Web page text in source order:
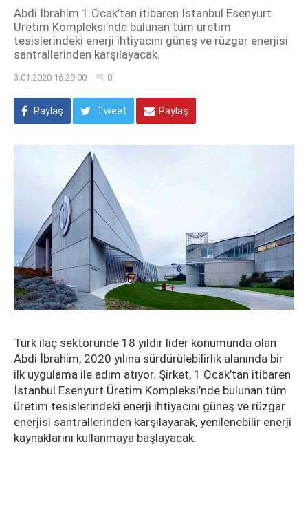
Abdi İbrahim 1 Ocak’tan itibaren İstanbul Esenyurt
Üretim Kompleksi’nde bulunan tüm üretim
tesislerindeki enerji ihtiyacını güneş ve rüzgar enerjisi
santrallerinden karşılayacak.
3.01.2020 16:29:00 0
Paylaş Tweet Paylaş
Türk ilaç sektöründe 18 yıldır lider konumunda olan
Abdi İbrahim, 2020 yılına sürdürülebilirlik alanında bir
ilk uygulama ile adım atıyor. Şirket, 1 Ocak’tan itibaren
İstanbul Esenyurt Üretim Kompleksi’nde bulunan tüm
üretim tesislerindeki enerji ihtiyacını güneş ve rüzgar
enerjisi santrallerinden karşılayarak, yenilenebilir enerji
kaynaklarını kullanmaya başlayacak.